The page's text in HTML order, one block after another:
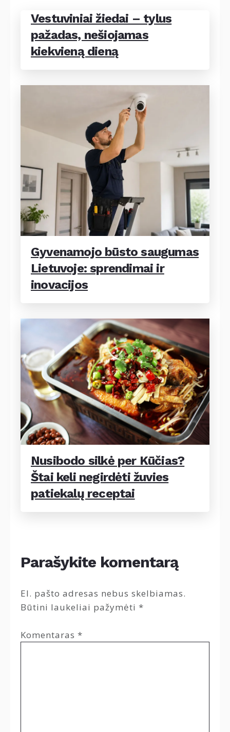
Vestuviniai žiedai – tylus
pažadas, nešiojamas
kiekvieną dieną
Gyvenamojo būsto saugumas
Lietuvoje: sprendimai ir
inovacijos
Nusibodo silkė per Kūčias?
Štai keli negirdėti žuvies
patiekalų receptai
Parašykite komentarą
El. pašto adresas nebus skelbiamas.
Būtini laukeliai pažymėti *
Komentaras *